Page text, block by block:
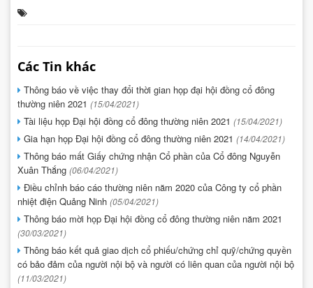
Các Tin khác
Thông báo về việc thay đổi thời gian họp đại hội đồng cổ đông
thường niên 2021 (15/04/2021)
Tài liệu họp Đại hội đồng cổ đông thường niên 2021 (15/04/2021)
Gia hạn họp Đại hội đồng cổ đông thường niên 2021 (14/04/2021)
Thông báo mất Giấy chứng nhận Cổ phần của Cổ đông Nguyễn
Xuân Thắng (06/04/2021)
Điều chỉnh báo cáo thường niên năm 2020 của Công ty cổ phần
nhiệt điện Quảng Ninh (05/04/2021)
Thông báo mời họp Đại hội đồng cổ đông thường niên năm 2021
(30/03/2021)
Thông báo kết quả giao dịch cổ phiếu/chứng chỉ quỹ/chứng quyền
có bảo đảm của người nội bộ và người có liên quan của người nội bộ
(11/03/2021)